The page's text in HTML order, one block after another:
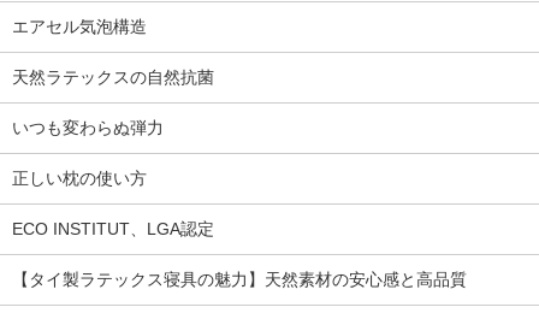
エアセル気泡構造
天然ラテックスの自然抗菌
いつも変わらぬ弾力
正しい枕の使い方
ECO INSTITUT、LGA認定
【タイ製ラテックス寝具の魅力】天然素材の安心感と高品質